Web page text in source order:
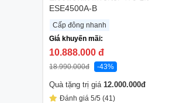
ESE4500A-B
Cấp đông nhanh
Giá khuyến mãi:
10.888.000 đ
18.990.000đ -43%
Quà tặng trị giá 12.000.000đ
Đánh giá 5/5 (41)